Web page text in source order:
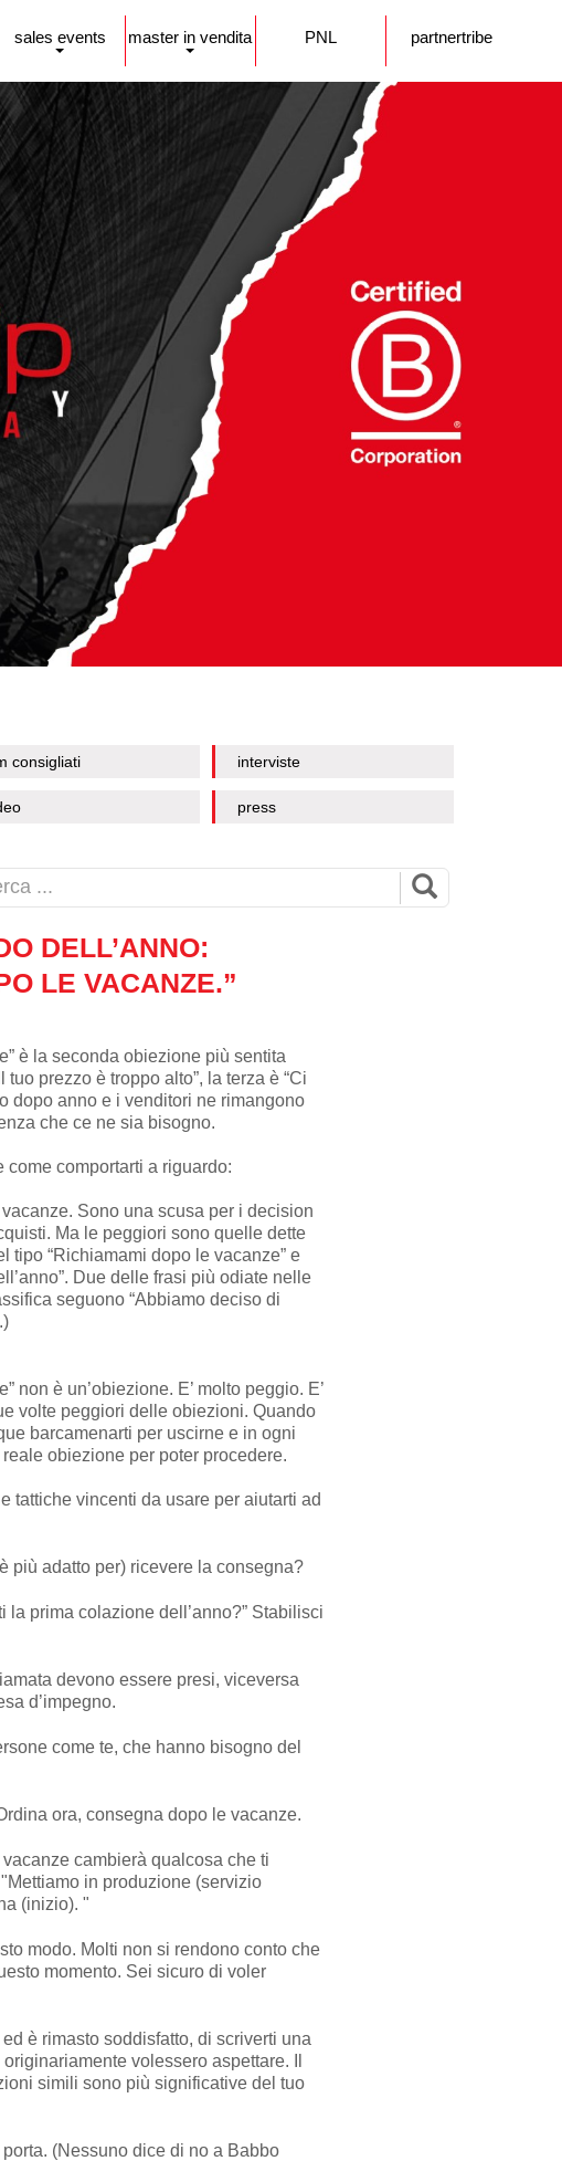
sales events master in vendita PNL partnertribe
consigliati interviste
press
DELL’ANNO:
LE VACANZE.”
è la seconda obiezione più sentita
tuo prezzo è troppo alto”, la terza è “Ci
dopo anno e i venditori ne rimangono
che ce ne sia bisogno.
comportarti a riguardo:
Sono una scusa per i decision
Ma le peggiori sono quelle dette
tipo “Richiamami dopo le vacanze” e
Due delle frasi più odiate nelle
seguono “Abbiamo deciso di
non è un’obiezione. E’ molto peggio. E’
volte peggiori delle obiezioni. Quando
barcamenarti per uscirne e in ogni
obiezione per poter procedere.
tattiche vincenti da usare per aiutarti ad
più adatto per) ricevere la consegna?
la prima colazione dell’anno?” Stabilisci
devono essere presi, viceversa
d’impegno.
come te, che hanno bisogno del
ora, consegna dopo le vacanze.
cambierà qualcosa che ti
in produzione (servizio
(inizio). "
modo. Molti non si rendono conto che
momento. Sei sicuro di voler
è rimasto soddisfatto, di scriverti una
volessero aspettare. Il
simili sono più significative del tuo
(Nessuno dice di no a Babbo